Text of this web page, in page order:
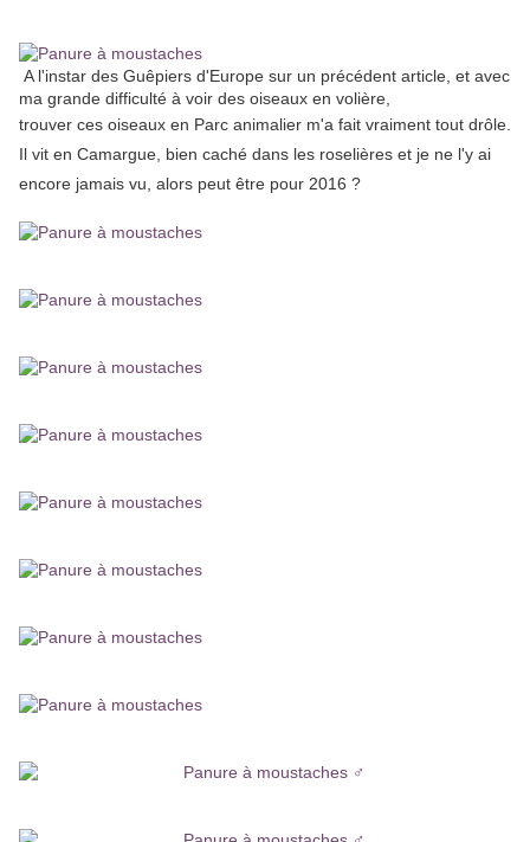
A l'instar des Guêpiers d'Europe sur un précédent article, et avec
ma grande difficulté à voir des oiseaux en volière,
trouver ces oiseaux en Parc animalier m'a fait vraiment tout drôle.
Il vit en Camargue, bien caché dans les roselières et je ne l'y ai
encore jamais vu, alors peut être pour 2016 ?